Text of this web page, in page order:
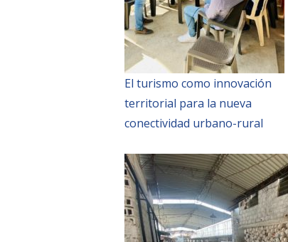
El turismo como innovación
territorial para la nueva
conectividad urbano-rural